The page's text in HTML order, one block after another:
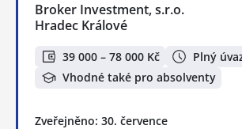
Broker Investment, s.r.o.
Hradec Králové
39 000 – 78 000 Kč
Plný
Vhodné také pro absolventy
Zveřejněno: 30. července